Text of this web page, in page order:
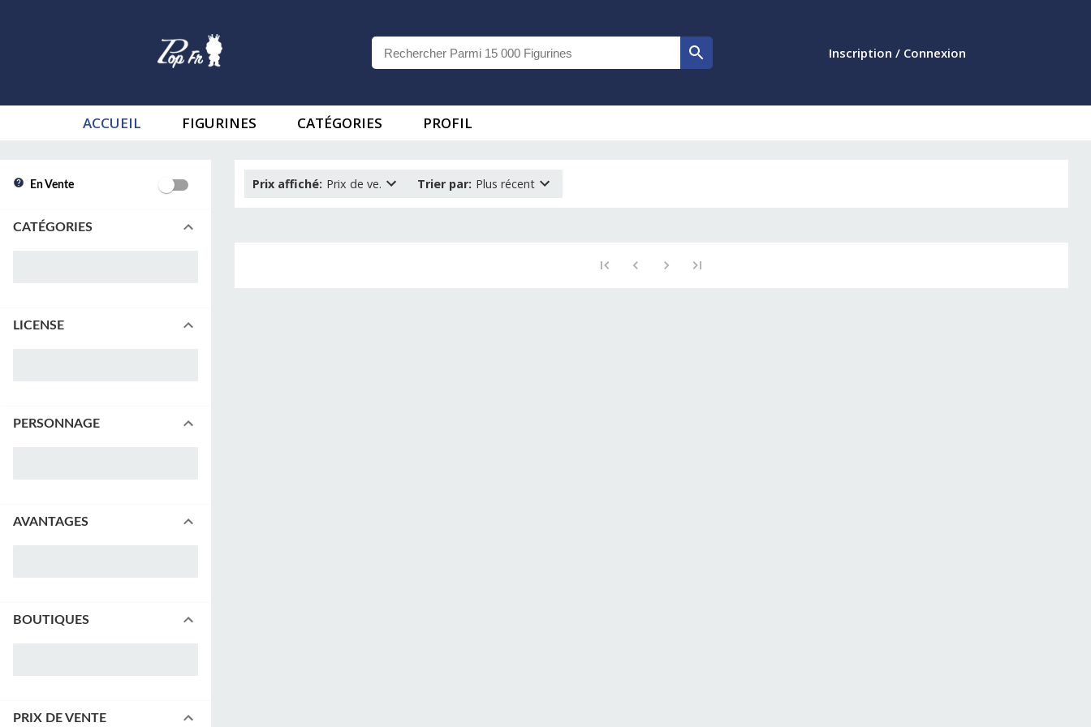
Inscription / Connexion
ACCUEIL FIGURINES CATÉGORIES PROFIL
En Vente
CATÉGORIES
LICENSE
PERSONNAGE
AVANTAGES
BOUTIQUES
PRIX DE VENTE
Prix affiché: Prix de ve. Trier par: Plus récent